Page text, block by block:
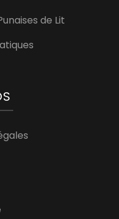
de Lit